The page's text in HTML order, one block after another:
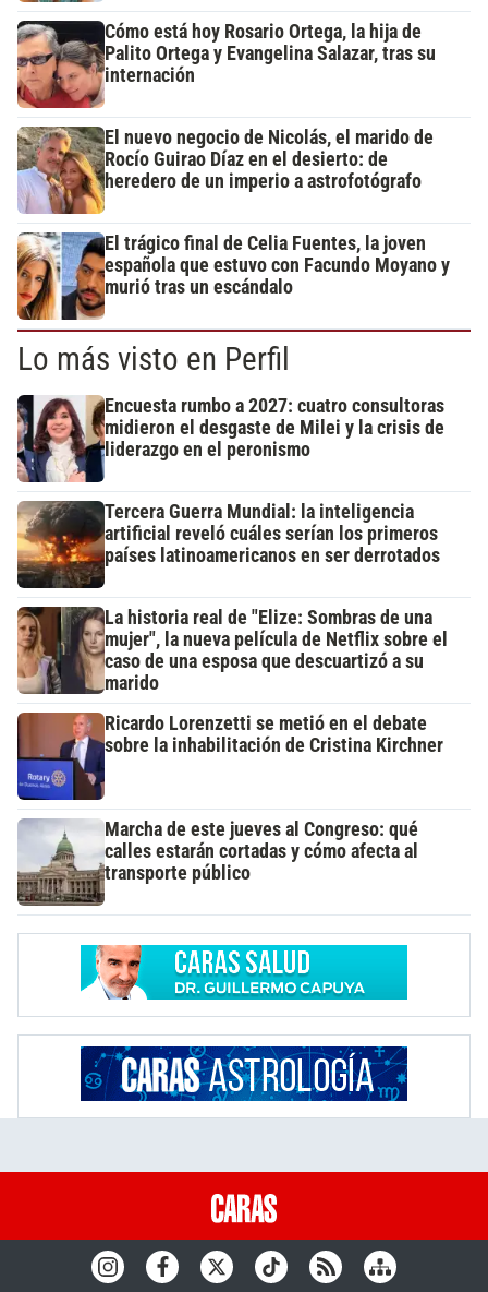
Cómo está hoy Rosario Ortega, la hija de
Palito Ortega y Evangelina Salazar, tras su
internación
El nuevo negocio de Nicolás, el marido de
Rocío Guirao Díaz en el desierto: de
heredero de un imperio a astrofotógrafo
El trágico final de Celia Fuentes, la joven
española que estuvo con Facundo Moyano y
murió tras un escándalo
Lo más visto en Perfil
Encuesta rumbo a 2027: cuatro consultoras
midieron el desgaste de Milei y la crisis de
liderazgo en el peronismo
Tercera Guerra Mundial: la inteligencia
artificial reveló cuáles serían los primeros
países latinoamericanos en ser derrotados
La historia real de "Elize: Sombras de una
mujer", la nueva película de Netflix sobre el
caso de una esposa que descuartizó a su
marido
Ricardo Lorenzetti se metió en el debate
sobre la inhabilitación de Cristina Kirchner
Marcha de este jueves al Congreso: qué
calles estarán cortadas y cómo afecta al
transporte público